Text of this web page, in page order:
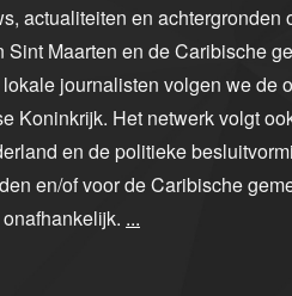
actualiteiten en achtergronden
Maarten en de Caribische
journalisten volgen we de
Koninkrijk. Het netwerk volgt
en de politieke
en/of voor de Caribische
...